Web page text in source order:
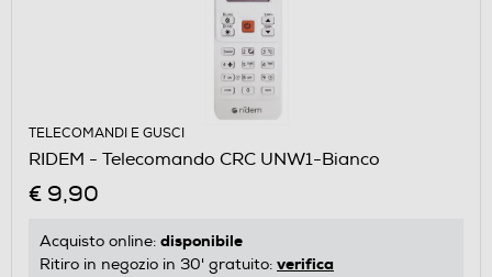
TELECOMANDI E GUSCI
RIDEM - Telecomando CRC UNW1-Bianco
€ 9,90
Acquisto online: disponibile
Ritiro in negozio in 30' gratuito: verifica